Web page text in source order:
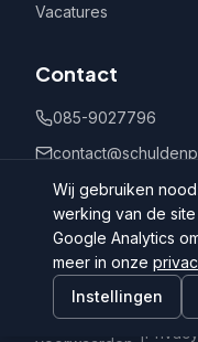
Vacatures
Contact
085-9027796
Postbus 802, 7400
©
Algemene
|Privacy
Wij gebruiken
werking van de
Google Analytics
meer in onze
Instellingen